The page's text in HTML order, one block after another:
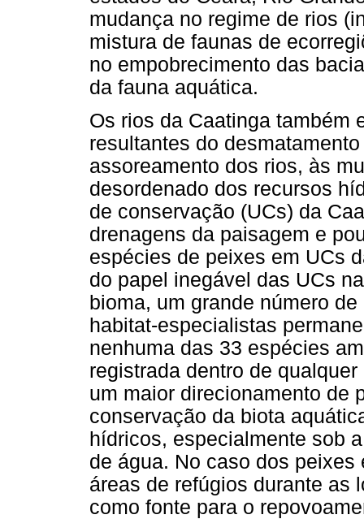
mudança no regime de rios
mistura de faunas de
no empobrecimento das
da fauna aquática.
Os rios da Caatinga também
resultantes do
assoreamento dos rios, às
desordenado dos recursos
de conservação (UCs) da
drenagens da paisagem e
espécies de peixes em UCs
do papel inegável das UCs
bioma, um grande número
habitat-especialistas
nenhuma das 33 espécies
registrada dentro de
um maior direcionamento de
conservação da biota
hídricos, especialmente sob
de água. No caso dos
áreas de refúgios durante as
como fonte para o